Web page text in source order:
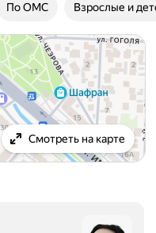
По ОМС Взрослые и
Смотреть на карте